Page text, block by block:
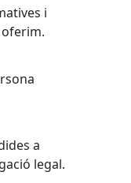
i
a
legal.